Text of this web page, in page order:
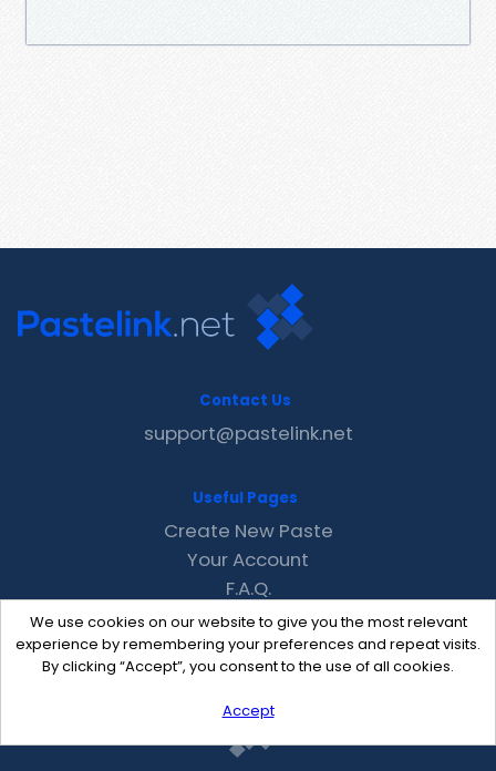
We use cookies on our website to give you the most relevant
experience by remembering your preferences and repeat visits.
By clicking “Accept”, you consent to the use of all cookies.
Accept
Contact Us
support@pastelink.net
Useful Pages
Create New Paste
Your Account
F.A.Q.
Recent
Contact